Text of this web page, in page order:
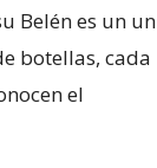
Belén es un un
botellas, cada
el